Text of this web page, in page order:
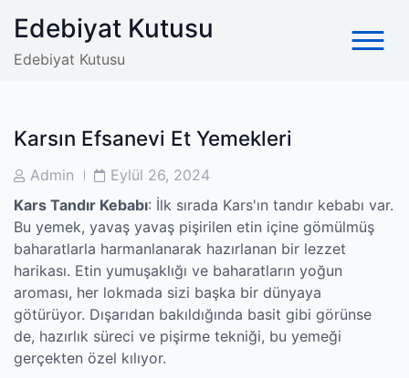
content
Edebiyat Kutusu
Edebiyat Kutusu
Karsın Efsanevi Et Yemekleri
PostAdmin
PostEylül 26, 2024
Kars Tandır Kebabı: İlk sırada Kars'ın tandır kebabı var.
Bu yemek, yavaş yavaş pişirilen etin içine gömülmüş
baharatlarla harmanlanarak hazırlanan bir lezzet
harikası. Etin yumuşaklığı ve baharatların yoğun
aroması, her lokmada sizi başka bir dünyaya
götürüyor. Dışarıdan bakıldığında basit gibi görünse
de, hazırlık süreci ve pişirme tekniği, bu yemeği
gerçekten özel kılıyor.